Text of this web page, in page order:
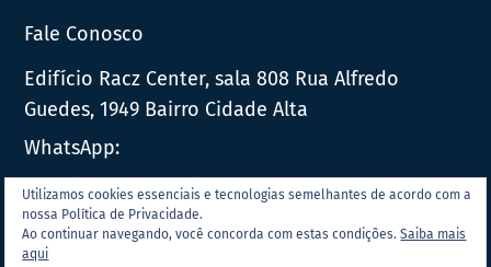
Fale Conosco
Edifício Racz Center, sala 808 Rua Alfredo
Guedes, 1949 Bairro Cidade Alta
WhatsApp:
E-mail:contato@giro19.com.br
Utilizamos cookies essenciais e tecnologias semelhantes de acordo com a
nossa Política de Privacidade.
Ao continuar navegando, você concorda com estas condições.Saiba mais
aqui
© 2026 | TODOS OS DIREITOS RESERVADOS AO GIRO19.COM.BR.
ESTE MATERIAL NÃO PODE SER PUBLICADO, TRANSMITIDO POR